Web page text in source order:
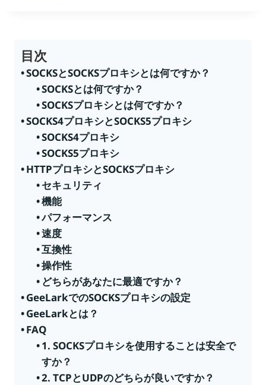
目次
SOCKSとSOCKSプロキシとは何ですか？
SOCKSとは何ですか？
SOCKSプロキシとは何ですか？
SOCKS4プロキシとSOCKS5プロキシ
SOCKS4プロキシ
SOCKS5プロキシ
HTTPプロキシとSOCKSプロキシ
セキュリティ
機能
パフォーマンス
速度
互換性
操作性
どちらがあなたに最適ですか？
GeeLarkでのSOCKSプロキシの設定
GeeLarkとは？
FAQ
1. SOCKSプロキシを使用することは安全で
すか？
2. TCPとUDPのどちらが良いですか？